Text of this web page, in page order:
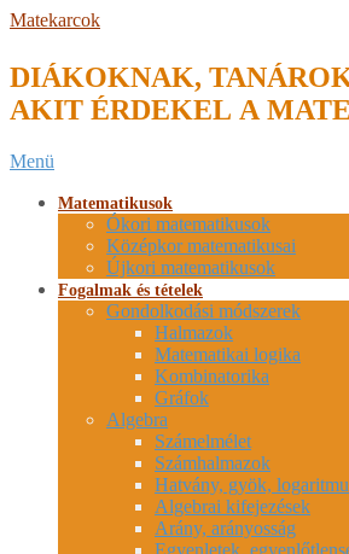
Skip
content
Matekarcok
DIÁKOKNAK,
AKIT ÉRDEKEL A
Secondary
Menu
Menü
Matematikusok
Ókori matematikusok
Középkor matematikusai
Újkori matematikusok
Fogalmak és tételek
Gondolkodási módszerek
Halmazok
Matematikai logika
Kombinatorika
Gráfok
Algebra
Számelmélet
Számhalmazok
Hatvány, gyök,
Algebrai kifejezések
Arány, arányosság
Egyenletek,